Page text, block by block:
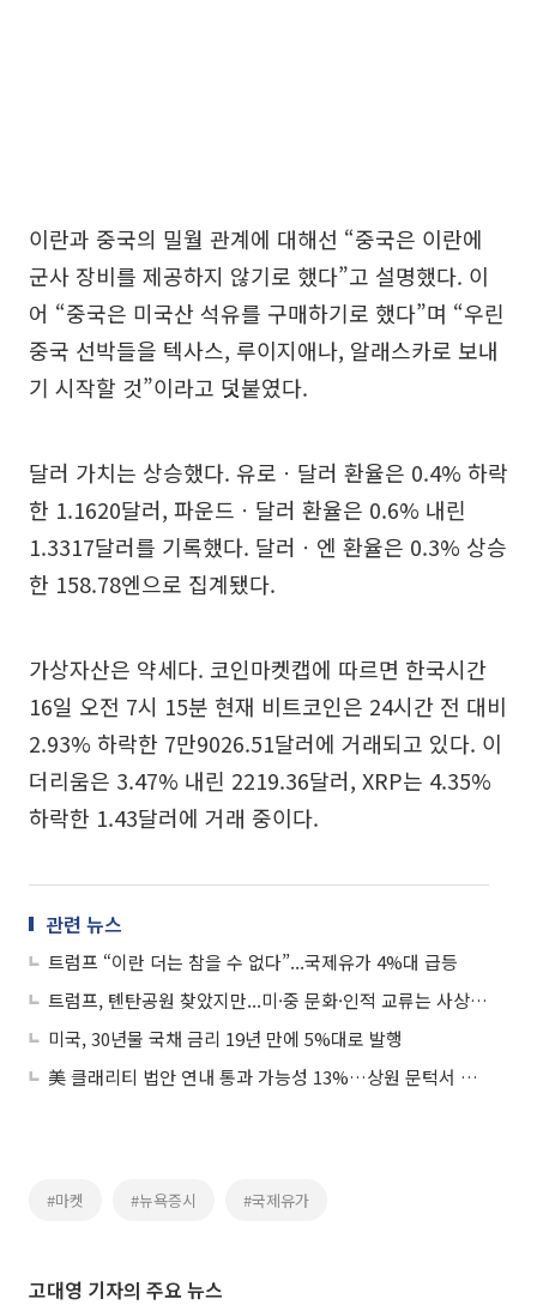
이란과 중국의 밀월 관계에 대해선 “중국은 이란에
군사 장비를 제공하지 않기로 했다”고 설명했다. 이
어 “중국은 미국산 석유를 구매하기로 했다”며 “우린
중국 선박들을 텍사스, 루이지애나, 알래스카로 보내
기 시작할 것”이라고 덧붙였다.
달러 가치는 상승했다. 유로ㆍ달러 환율은 0.4% 하락
한 1.1620달러, 파운드ㆍ달러 환율은 0.6% 내린
1.3317달러를 기록했다. 달러ㆍ엔 환율은 0.3% 상승
한 158.78엔으로 집계됐다.
가상자산은 약세다. 코인마켓캡에 따르면 한국시간
16일 오전 7시 15분 현재 비트코인은 24시간 전 대비
2.93% 하락한 7만9026.51달러에 거래되고 있다. 이
더리움은 3.47% 내린 2219.36달러, XRP는 4.35%
하락한 1.43달러에 거래 중이다.
관련 뉴스
트럼프 “이란 더는 참을 수 없다”...국제유가 4%대 급등
트럼프, 톈탄공원 찾았지만...미·중 문화·인적 교류는 사상 최저 수준
미국, 30년물 국채 금리 19년 만에 5%대로 발행
美 클래리티 법안 연내 통과 가능성 13%…상원 문턱서 제동
#마켓 #뉴욕증시 #국제유가
고대영 기자의 주요 뉴스